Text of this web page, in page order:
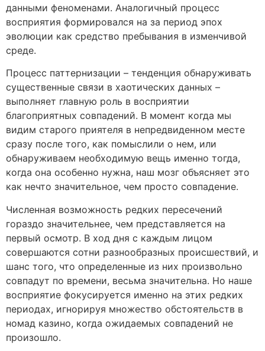
данными феноменами. Аналогичный процесс
восприятия формировался на за период эпох
эволюции как средство пребывания в изменчивой
среде.
Процесс паттернизации – тенденция обнаруживать
существенные связи в хаотических данных –
выполняет главную роль в восприятии
благоприятных совпадений. В момент когда мы
видим старого приятеля в непредвиденном месте
сразу после того, как помыслили о нем, или
обнаруживаем необходимую вещь именно тогда,
когда она особенно нужна, наш мозг объясняет это
как нечто значительное, чем просто совпадение.
Численная возможность редких пересечений
гораздо значительнее, чем представляется на
первый осмотр. В ход дня с каждым лицом
совершаются сотни разнообразных происшествий, и
шанс того, что определенные из них произвольно
совпадут по времени, весьма значительна. Но наше
восприятие фокусируется именно на этих редких
периодах, игнорируя множество обстоятельств в
номад казино, когда ожидаемых совпадений не
произошло.